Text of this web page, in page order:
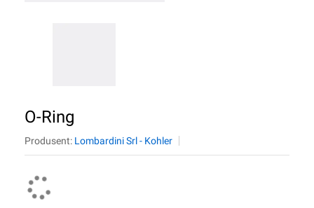
O-Ring
Produsent: Lombardini Srl - Kohler